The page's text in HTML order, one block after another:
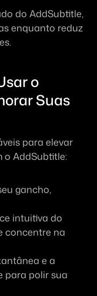
do AddSubtitle,
enquanto reduz
o
Suas
para elevar
o AddSubtitle:
intuitiva do
concentre na
e a
para polir sua